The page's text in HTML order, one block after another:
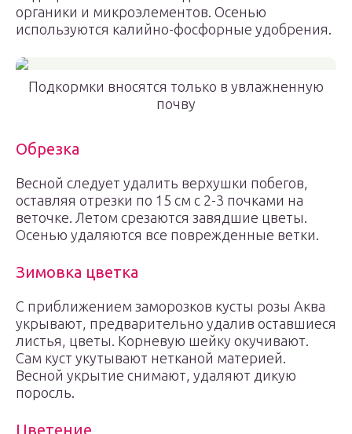
органики и микроэлементов. Осенью
используются калийно-фосфорные удобрения.
Подкормки вносятся только в увлажненную
почву
Обрезка
Весной следует удалить верхушки побегов,
оставляя отрезки по 15 см с 2-3 почками на
веточке. Летом срезаются завядшие цветы.
Осенью удаляются все поврежденные ветки.
Зимовка цветка
С приближением заморозков кусты розы Аква
укрывают, предварительно удалив оставшиеся
листья, цветы. Корневую шейку окучивают.
Сам куст укутывают нетканой материей.
Весной укрытие снимают, удаляют дикую
поросль.
Цветение